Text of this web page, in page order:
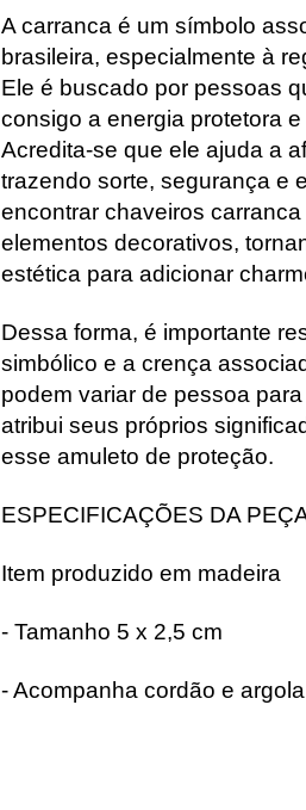
A carranca é um símbolo
brasileira, especialmente à
Ele é buscado por pessoas
consigo a energia protetora
Acredita-se que ele ajuda a
trazendo sorte, segurança e
encontrar chaveiros
elementos decorativos,
estética para adicionar
Dessa forma, é importante
simbólico e a crença
podem variar de pessoa
atribui seus próprios
esse amuleto de proteção.
ESPECIFICAÇÕES DA
Item produzido em madeira
- Tamanho 5 x 2,5 cm
- Acompanha cordão e